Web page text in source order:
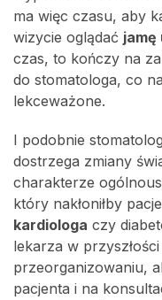
ma więc czasu, aby
wizycie oglądać jamę
czas, to kończy na
do stomatologa, co
lekceważone.
I podobnie
dostrzega zmiany
charakterze
który nakłoniłby
kardiologa czy
lekarza w
przeorganizowaniu,
pacjenta i na